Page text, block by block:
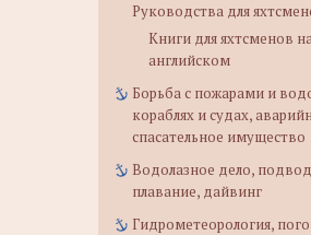
Руководства для
Книги для яхтсменов
английском
Борьба с пожарами и
кораблях и судах,
спасательное имущество
Водолазное дело,
плавание, дайвинг
Гидрометеорология,